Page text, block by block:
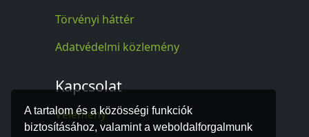
A tartalom és a közösségi funkciók
biztosításához, valamint a weboldalforgalmunk
Törvényi háttér
Adatvédelmi közlemény
Kapcsolat
Vélemény